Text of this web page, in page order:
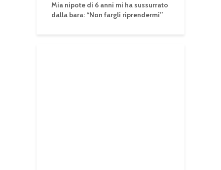
Mia nipote di 6 anni mi ha sussurrato
dalla bara: “Non fargli riprendermi”